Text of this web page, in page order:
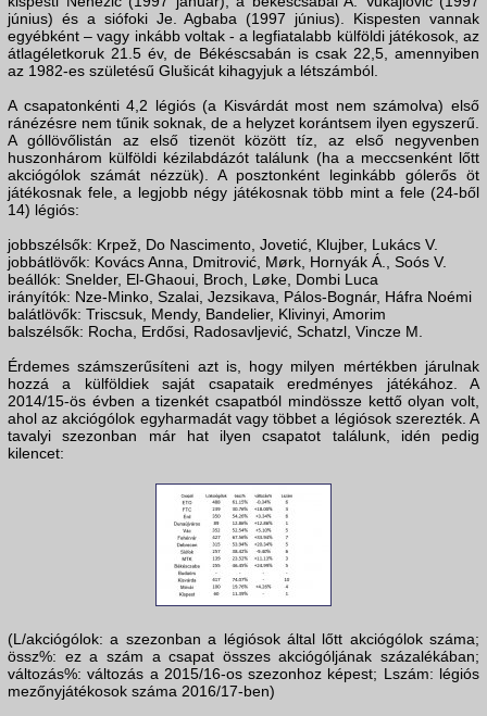
június) és a siófoki Je. Agbaba (1997 június). Kispesten vannak
egyébként – vagy inkább voltak - a legfiatalabb külföldi játékosok, az
átlagéletkoruk 21.5 év, de Békéscsabán is csak 22,5, amennyiben
az 1982-es születésű Glušicát kihagyjuk a létszámból.
A csapatonkénti 4,2 légiós (a Kisvárdát most nem számolva) első
ránézésre nem tűnik soknak, de a helyzet korántsem ilyen egyszerű.
A góllövőlistán az első tizenöt között tíz, az első negyvenben
huszonhárom külföldi kézilabdázót találunk (ha a meccsenként lőtt
akciógólok számát nézzük). A posztonként leginkább gólerős öt
játékosnak fele, a legjobb négy játékosnak több mint a fele (24-ből
14) légiós:
jobbszélsők: Krpež, Do Nascimento, Jovetić, Klujber, Lukács V.
jobbátlövők: Kovács Anna, Dmitrović, Mørk, Hornyák Á., Soós V.
beállók: Snelder, El-Ghaoui, Broch, Løke, Dombi Luca
irányítók: Nze-Minko, Szalai, Jezsikava, Pálos-Bognár, Háfra Noémi
balátlövők: Triscsuk, Mendy, Bandelier, Klivinyi, Amorim
balszélsők: Rocha, Erdősi, Radosavljević, Schatzl, Vincze M.
Érdemes számszerűsíteni azt is, hogy milyen mértékben járulnak
hozzá a külföldiek saját csapataik eredményes játékához. A
2014/15-ös évben a tizenkét csapatból mindössze kettő olyan volt,
ahol az akciógólok egyharmadát vagy többet a légiósok szerezték. A
tavalyi szezonban már hat ilyen csapatot találunk, idén pedig
kilencet:
(L/akciógólok: a szezonban a légiósok által lőtt akciógólok száma;
össz%: ez a szám a csapat összes akciógóljának százalékában;
változás%: változás a 2015/16-os szezonhoz képest; Lszám: légiós
mezőnyjátékosok száma 2016/17-ben)